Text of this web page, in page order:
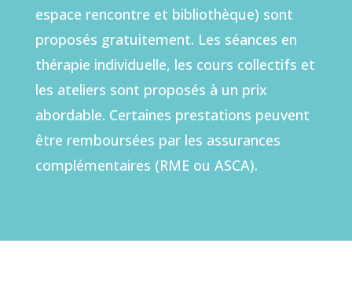
espace rencontre et bibliothèque) sont
proposés gratuitement. Les séances en
thérapie individuelle, les cours collectifs et
les ateliers sont proposés à un prix
abordable. Certaines prestations peuvent
être remboursées par les assurances
complémentaires (RME ou ASCA).